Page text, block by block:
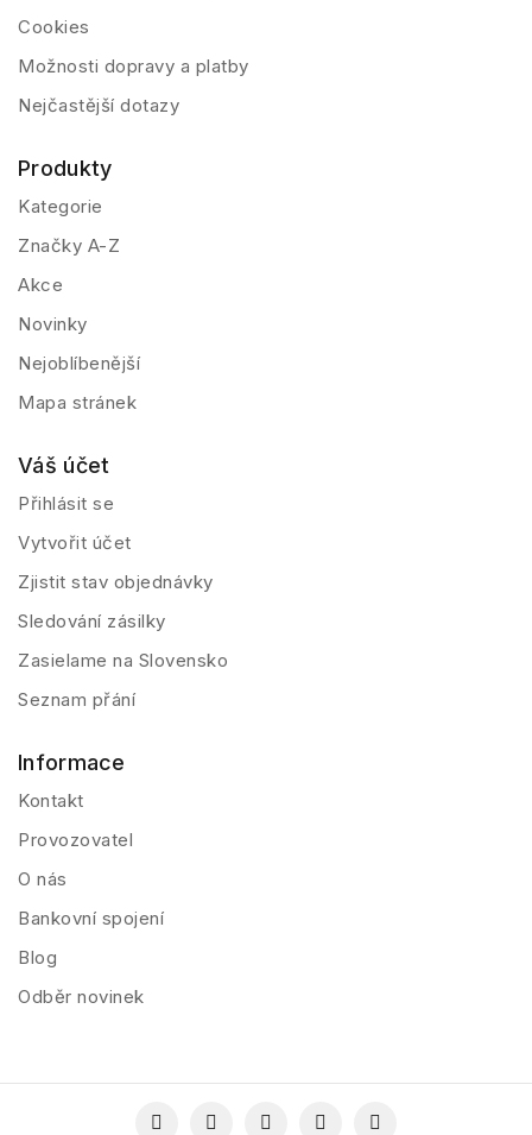
Cookies
Možnosti dopravy a platby
Nejčastější dotazy
Produkty
Kategorie
Značky A-Z
Akce
Novinky
Nejoblíbenější
Mapa stránek
Váš účet
Přihlásit se
Vytvořit účet
Zjistit stav objednávky
Sledování zásilky
Zasielame na Slovensko
Seznam přání
Informace
Kontakt
Provozovatel
O nás
Bankovní spojení
Blog
Odběr novinek